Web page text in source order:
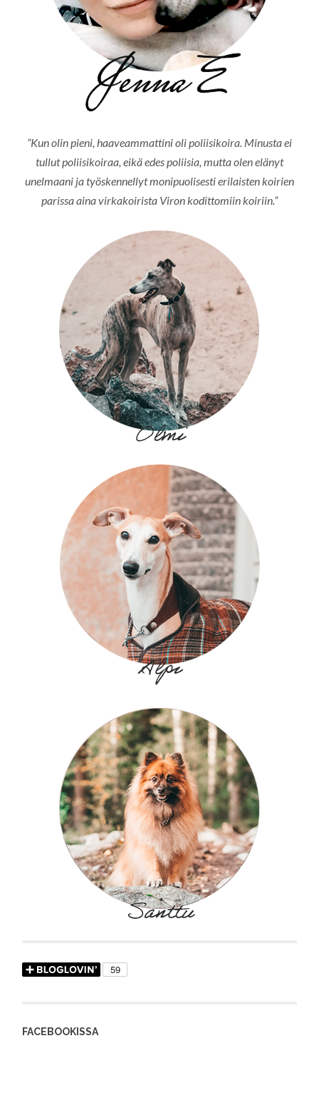
”Kun olin pieni, haaveammattini oli poliisikoira. Minusta ei
tullut poliisikoiraa, eikä edes poliisia, mutta olen elänyt
unelmaani ja työskennellyt monipuolisesti erilaisten koirien
parissa aina virkakoirista Viron kodittomiin koiriin.”
FACEBOOKISSA